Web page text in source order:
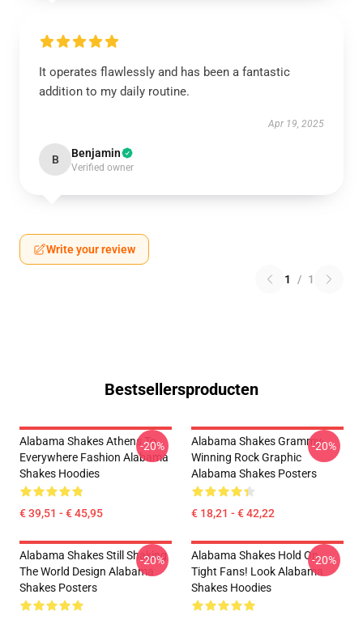
It operates flawlessly and has been a fantastic
addition to my daily routine.
Apr 19, 2025
B Benjamin
Verified owner
Write your review
1 / 1
Bestsellersproducten
Alabama Shakes Athens To
Everywhere Fashion Alabama
Shakes Hoodies
€ 39,51 - € 45,95
-20%
Alabama Shakes Grammy-
Winning Rock Graphic
Alabama Shakes Posters
€ 18,21 - € 42,22
-20%
Alabama Shakes Still Shaking
The World Design Alabama
Shakes Posters
-20%
Alabama Shakes Hold On
Tight Fans! Look Alabama
Shakes Hoodies
-20%